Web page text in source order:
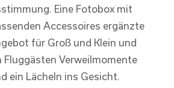
Eine Fotobox mit
Accessoires ergänzte
für Groß und Klein und
Fluggästen Verweilmomente
ein Lächeln ins Gesicht.